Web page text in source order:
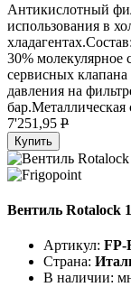
Антикислотный
использования в
30% молекулярное
сервисных
давления на
бар.Металлическая
7'251,95 P
Купить
Вентиль Rotalock
Артикул: FP-
Страна:
В наличии: